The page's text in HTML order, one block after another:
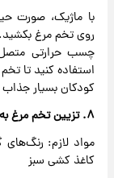
با ماژیک، صورت
روی تخم ‌مرغ
چسب حرارتی
استفاده کنید تا
کودکان بسیار
۸. تزیین تخم‌ مرغ به شکل میوه و سبزیجات
مواد لازم:
کاغذ کشی سبز